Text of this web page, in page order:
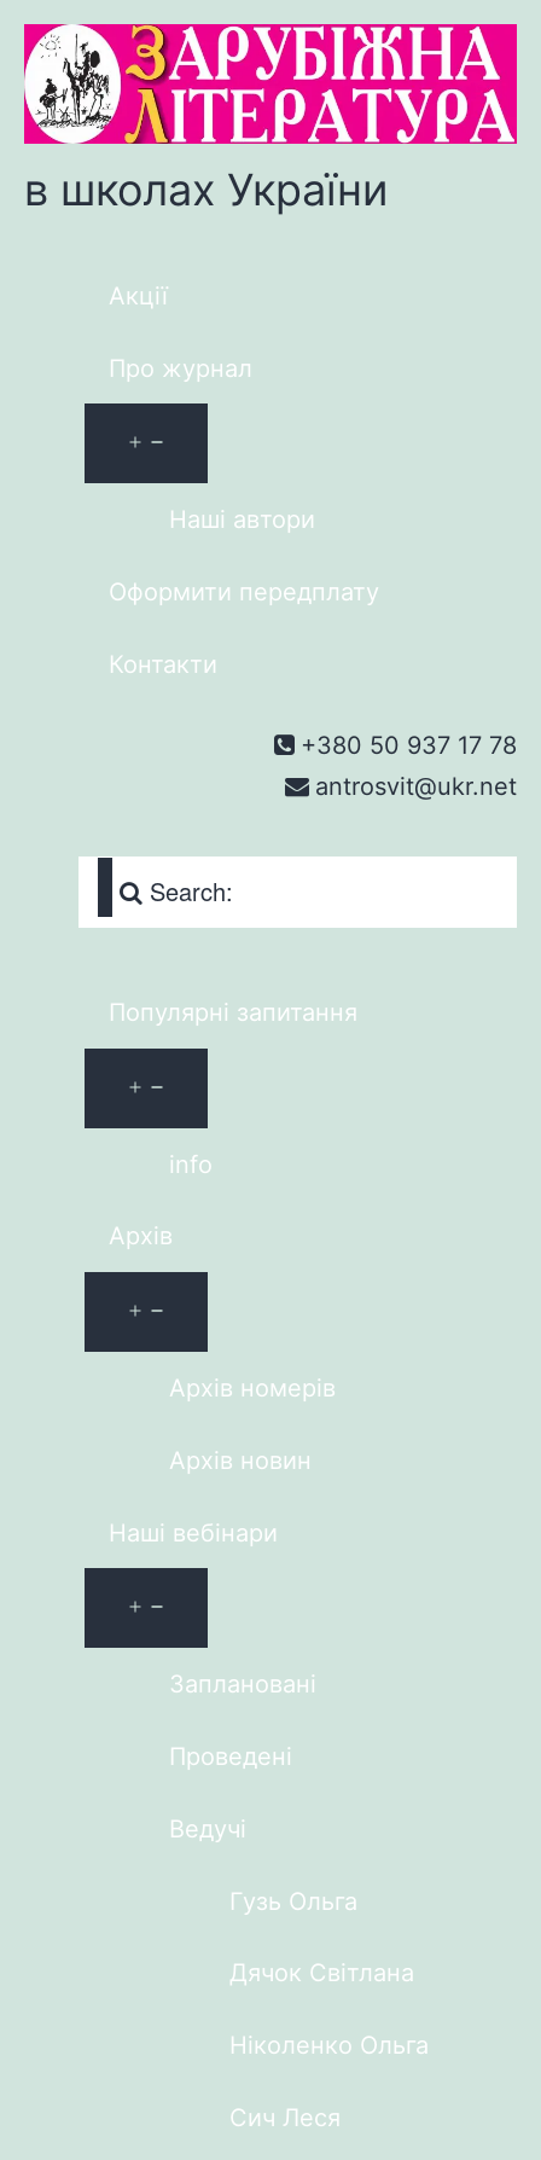
в школах України
Акції
Про журнал
Наші автори
Оформити передплату
Контакти
+380 50 937 17 78
antrosvit@ukr.net
Search:
Популярні запитання
info
Архів
Архів номерів
Архів новин
Наші вебінари
Заплановані
Проведені
Ведучі
Гузь Ольга
Дячок Світлана
Ніколенко Ольга
Сич Леся